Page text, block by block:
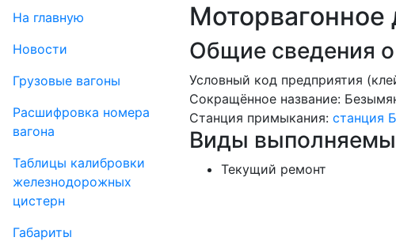
На главную
Новости
Грузовые вагоны
Рас­шифров­ка номера
вагона
Таблицы калибровки
же­лезно­дорожных
цистерн
Габариты
Общие сведения
Условный код предприятия
Сокращённое название:
Станция примыкания: станция
Виды
Текущий ремонт